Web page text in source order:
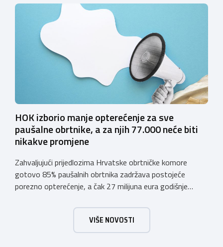
koja sadrže alkohol i energetska pića dužni su uskladiti
svoje poslovne procese i osigurati tehničko rješenje za
vjerodostojnu provjeru punoljetnosti kupca putem
sustava e-Građani ili putem mobilne […]
HOK izborio manje opterećenje za sve
paušalne obrtnike, a za njih 77.000 neće biti
nikakve promjene
Zahvaljujući prijedlozima Hrvatske obrtničke komore
gotovo 85% paušalnih obrtnika zadržava postojeće
porezno opterećenje, a čak 27 milijuna eura godišnje
komora pozdravlja odluku Vlade Republike Hrvatske da u
konačnom prijedlogu poreznih izmjena prihvati ključne
prijedloge HOK-a iznesene tijekom intenzivnog dijaloga s
VIŠE NOVOSTI